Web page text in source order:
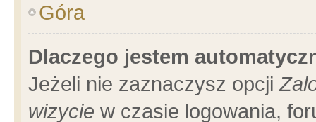
Góra
Dlaczego jestem
Jeżeli nie zaznaczysz opcji
wizycie w czasie logowania,